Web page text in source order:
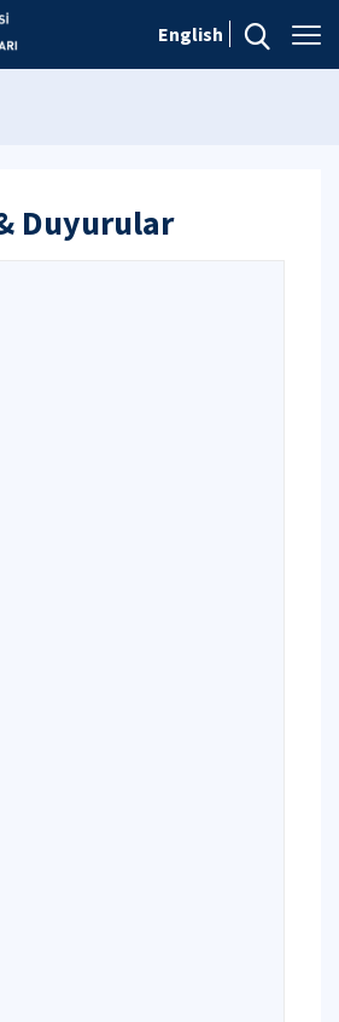
English
Duyurular